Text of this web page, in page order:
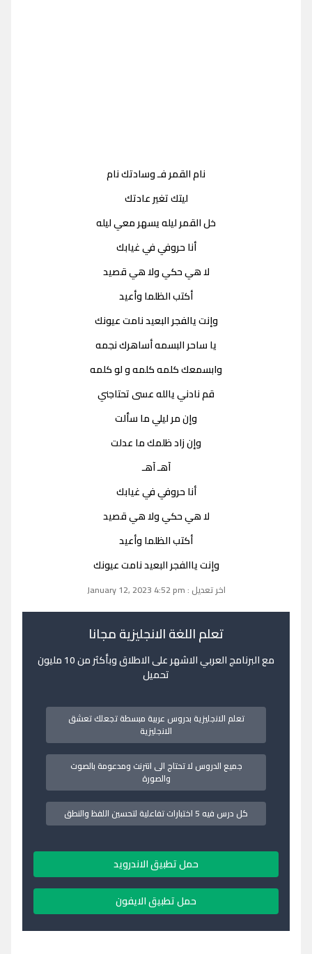
نام القمر فـ وسادتك نام
ليتك تغير عادتك
خل القمر ليله يسهر معي ليله
أنا حروفي في غيابك
لا هي حكي ولا هي قصيد
أكتب الظلما وأعيد
وإنت يالفجر البعيد نامت عيونك
يا ساحر البسمه أساهرك نجمه
وابسمعك كلمه كلمه و لو كلمه
قم نادني يالله عسى تحتاجني
وإن مر ليلي ما سألت
وإن زاد ظلمك ما عدلت
آهـ آهـ
أنا حروفي في غيابك
لا هي حكي ولا هي قصيد
أكتب الظلما وأعيد
وإنت ياالفجر البعيد نامت عيونك
اخر تعديل : January 12, 2023 4:52 pm
تعلم اللغة الانجليزية مجانا
مع البرنامج العربي الاشهر على الاطلاق وبأكثر من 10 مليون
تحميل
تعلم الانجليزية بدروس عربية مبسطة تجعلك تعشق
الانجليزية
جميع الدروس لا تحتاج الى انترنت ومدعومة بالصوت
والصورة
كل درس فيه 5 اختبارات تفاعلية لتحسين اللفظ والنطق
حمل تطبيق الاندرويد
حمل تطبيق الايفون